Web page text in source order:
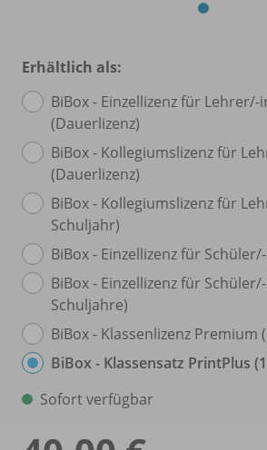
Erhältlich als:
BiBox - Einzellizenz für Lehrer/-
(Dauerlizenz)
BiBox - Kollegiumslizenz für
(Dauerlizenz)
BiBox - Kollegiumslizenz für
Schuljahr)
BiBox - Einzellizenz für Schüler/
BiBox - Einzellizenz für Schüler/
Schuljahre)
BiBox - Klassenlizenz Premium
BiBox - Klassensatz PrintPlus
Sofort verfügbar